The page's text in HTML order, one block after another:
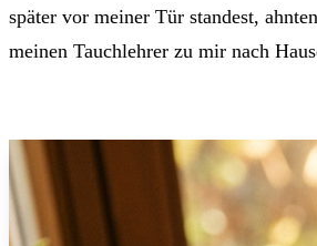
später vor meiner Tür standest,
meinen Tauchlehrer zu mir nach